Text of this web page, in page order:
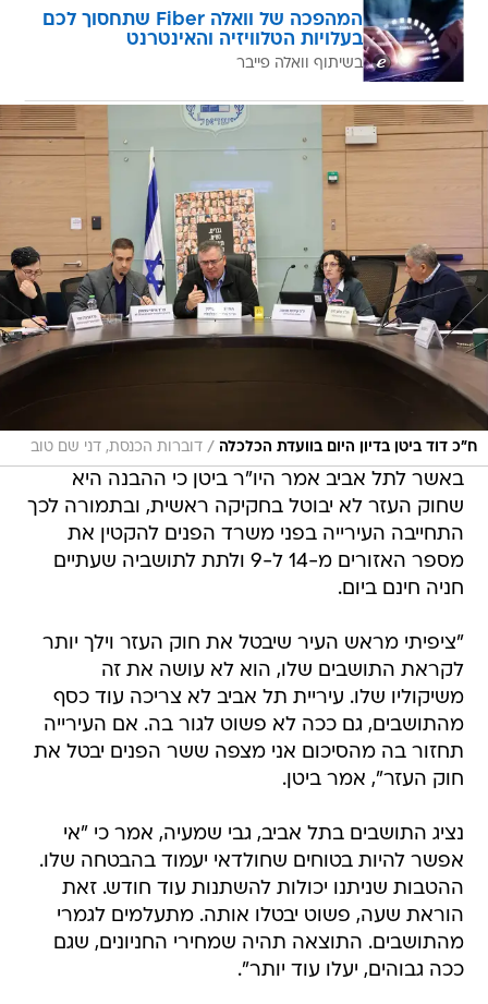
המהפכה של וואלה Fiber שתחסוך לכם
בעלויות הטלוויזיה והאינטרנט
בשיתוף וואלה פייבר
ח"כ דוד ביטן בדיון היום בוועדת הכלכלה / דוברות הכנסת, דני שם טוב
באשר לתל אביב אמר היו"ר ביטן כי ההבנה היא
שחוק העזר לא יבוטל בחקיקה ראשית, ובתמורה לכך
התחייבה העירייה בפני משרד הפנים להקטין את
מספר האזורים מ-14 ל-9 ולתת לתושביה שעתיים
חניה חינם ביום.
"ציפיתי מראש העיר שיבטל את חוק העזר וילך יותר
לקראת התושבים שלו, הוא לא עושה את זה
משיקוליו שלו. עיריית תל אביב לא צריכה עוד כסף
מהתושבים, גם ככה לא פשוט לגור בה. אם העירייה
תחזור בה מהסיכום אני מצפה ששר הפנים יבטל את
חוק העזר", אמר ביטן.
נציג התושבים בתל אביב, גבי שמעיה, אמר כי "אי
אפשר להיות בטוחים שחולדאי יעמוד בהבטחה שלו.
ההטבות שניתנו יכולות להשתנות עוד חודש. זאת
הוראת שעה, פשוט יבטלו אותה. מתעלמים לגמרי
מהתושבים. התוצאה תהיה שמחירי החניונים, שגם
ככה גבוהים, יעלו עוד יותר".